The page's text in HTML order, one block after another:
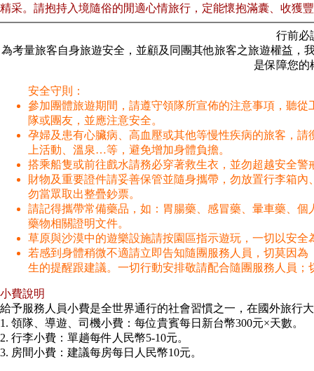
精采。請抱持入境隨俗的閒適心情旅行，定能懷抱滿囊、收獲
行前必
為考量旅客自身旅遊安全，並顧及同團其他旅客之旅遊權益，
是保障您的
安全守則：
參加團體旅遊期間，請遵守領隊所宣佈的注意事項，聽
隊或團友，並應注意安全。
孕婦及患有心臟病、高血壓或其他等慢性疾病的旅客，
上活動、溫泉…等，避免增加身體負擔。
搭乘船隻或前往戲水請務必穿著救生衣，並勿超越安全警
財物及重要證件請妥善保管並隨身攜帶，勿放置行李箱
勿當眾取出整疊鈔票。
請記得攜帶常備藥品，如：胃腸藥、感冒藥、暈車藥、
藥物相關證明文件。
草原與沙漠中的遊樂設施請按園區指示遊玩，一切以安全
若感到身體稍微不適請立即告知隨團服務人員，切莫因
生的提醒跟建議。一切行動安排敬請配合隨團服務人員；
小費說明
給予服務人員小費是全世界通行的社會習慣之一，在國外旅行
1. 領隊、導遊、司機小費：每位貴賓每日新台幣300元×天數。
2. 行李小費：單趟每件人民幣5-10元。
3. 房間小費：建議每房每日人民幣10元。